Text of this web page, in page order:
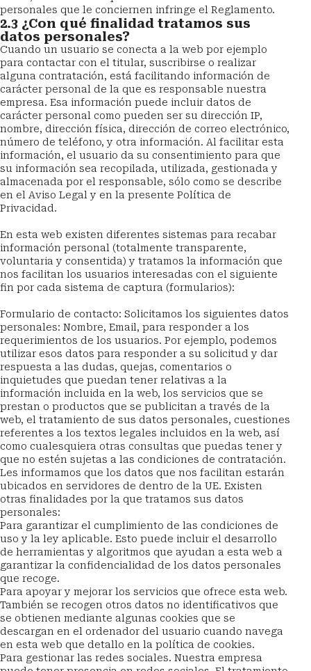
personales que le conciernen infringe el Reglamento.
2.3 ¿Con qué finalidad tratamos sus
datos personales?
Cuando un usuario se conecta a la web por ejemplo
para contactar con el titular, suscribirse o realizar
alguna contratación, está facilitando información de
carácter personal de la que es responsable nuestra
empresa. Esa información puede incluir datos de
carácter personal como pueden ser su dirección IP,
nombre, dirección física, dirección de correo electrónico,
número de teléfono, y otra información. Al facilitar esta
información, el usuario da su consentimiento para que
su información sea recopilada, utilizada, gestionada y
almacenada por el responsable, sólo como se describe
en el Aviso Legal y en la presente Política de
Privacidad.
En esta web existen diferentes sistemas para recabar
información personal (totalmente transparente,
voluntaria y consentida) y tratamos la información que
nos facilitan los usuarios interesadas con el siguiente
fin por cada sistema de captura (formularios):
Formulario de contacto: Solicitamos los siguientes datos
personales: Nombre, Email, para responder a los
requerimientos de los usuarios. Por ejemplo, podemos
utilizar esos datos para responder a su solicitud y dar
respuesta a las dudas, quejas, comentarios o
inquietudes que puedan tener relativas a la
información incluida en la web, los servicios que se
prestan o productos que se publicitan a través de la
web, el tratamiento de sus datos personales, cuestiones
referentes a los textos legales incluidos en la web, así
como cualesquiera otras consultas que puedas tener y
que no estén sujetas a las condiciones de contratación.
Les informamos que los datos que nos facilitan estarán
ubicados en servidores de dentro de la UE. Existen
otras finalidades por la que tratamos sus datos
personales:
Para garantizar el cumplimiento de las condiciones de
uso y la ley aplicable. Esto puede incluir el desarrollo
de herramientas y algoritmos que ayudan a esta web a
garantizar la confidencialidad de los datos personales
que recoge.
Para apoyar y mejorar los servicios que ofrece esta web.
También se recogen otros datos no identificativos que
se obtienen mediante algunas cookies que se
descargan en el ordenador del usuario cuando navega
en esta web que detallo en la política de cookies.
Para gestionar las redes sociales. Nuestra empresa